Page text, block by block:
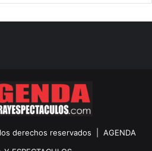
derechos reservados | AGENDA